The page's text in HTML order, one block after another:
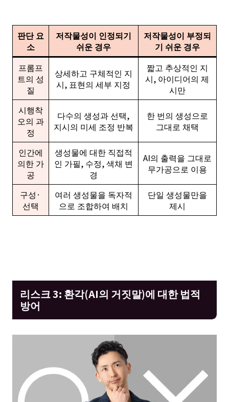
판단 요
소
저작물성이 인정되기
쉬운 경우
저작물성이 부정되
기 쉬운 경우
프롬프
트의 성
질
상세하고 구체적인 지
시, 표현의 세부 지정
짧고 추상적인 지
시, 아이디어의 제
시만
시행착
오의 과
정
다수의 생성과 선택,
지시의 미세 조정 반복
한 번의 생성으로
그대로 채택
인간에
의한 가
공
생성물에 대한 직접적
인 가필, 수정, 색채 변
경
AI의 출력을 그대로
무가공으로 이용
구성·
선택
여러 생성물을 독자적
으로 조합하여 배치
단일 생성물만을
제시
리스크 3: 환각(AI의 거짓말)에 대한 법적
방어